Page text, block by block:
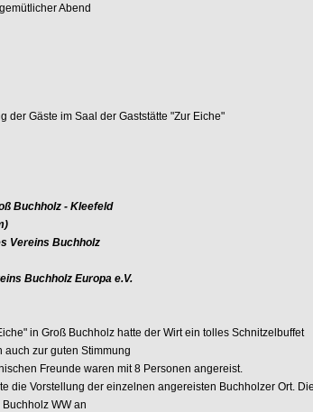
Abend
der Gäste im Saal der Gaststätte "Zur Eiche"
Buchholz - Kleefeld
Vereins Buchholz
Buchholz Europa e.V.
in Groß Buchholz hatte der Wirt ein tolles Schnitzelbuffet
zur guten Stimmung
Freunde waren mit 8 Personen angereist.
die Vorstellung der einzelnen angereisten Buchholzer Ort. Die
WW an